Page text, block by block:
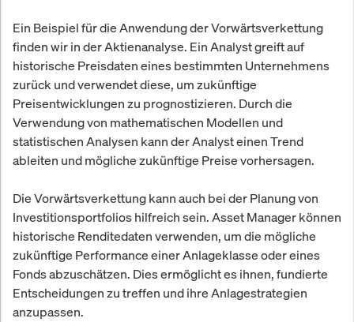
Ein Beispiel für die Anwendung der Vorwärtsverkettung
finden wir in der Aktienanalyse. Ein Analyst greift auf
historische Preisdaten eines bestimmten Unternehmens
zurück und verwendet diese, um zukünftige
Preisentwicklungen zu prognostizieren. Durch die
Verwendung von mathematischen Modellen und
statistischen Analysen kann der Analyst einen Trend
ableiten und mögliche zukünftige Preise vorhersagen.
Die Vorwärtsverkettung kann auch bei der Planung von
Investitionsportfolios hilfreich sein. Asset Manager können
historische Renditedaten verwenden, um die mögliche
zukünftige Performance einer Anlageklasse oder eines
Fonds abzuschätzen. Dies ermöglicht es ihnen, fundierte
Entscheidungen zu treffen und ihre Anlagestrategien
anzupassen.